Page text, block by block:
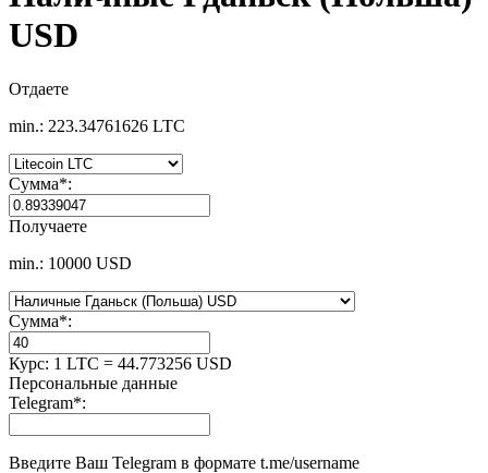
USD
Отдаете
min.: 223.34761626 LTC
Сумма*:
Получаете
min.: 10000 USD
Сумма*:
Курс: 1 LTC = 44.773256 USD
Персональные данные
Telegram*:
Введите Ваш Telegram в формате t.me/username